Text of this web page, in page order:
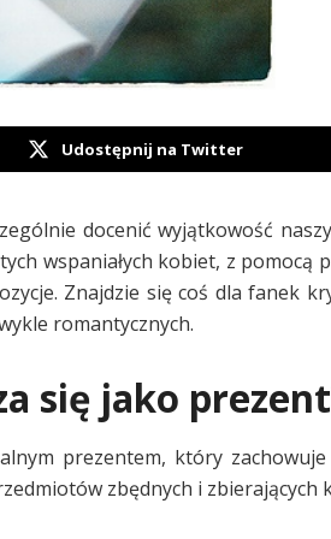
Udostępnij na Twitter
docenić wyjątkowość
wspaniałych kobiet, z pomocą
Znajdzie się coś dla fanek
romantycznych.
się jako
prezentem, który zachowuje
zbędnych i zbierających